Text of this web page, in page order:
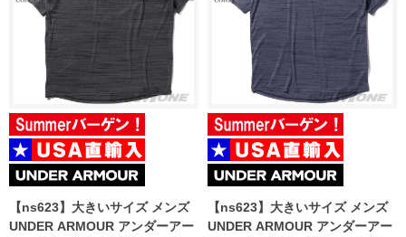
【ns623】大きいサイズ メンズ
UNDER ARMOUR アンダーアー
【ns623】大きいサイズ メンズ
UNDER ARMOUR アンダーアー